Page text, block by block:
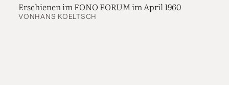
Erschienen im FONO FORUM im April 1960
VONHANS KOELTSCH